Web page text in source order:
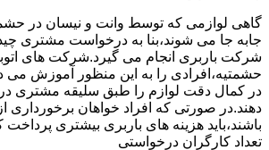
گاهی لوازمی که توسط وانت و نیسان در
جابه جا می شوند،بنا به درخواست مشتری
شرکت باربری انجام می گیرد.شرکت های
حشمتیه،افرادی را به این منظور آموزش می
در کمال دقت لوازم را طبق سلیقه مشتری
دهند.در صورتی که افراد خواهان برخورداری
باشند،باید هزینه های باربری بیشتری پرداخت
تعداد کارگران درخواستی